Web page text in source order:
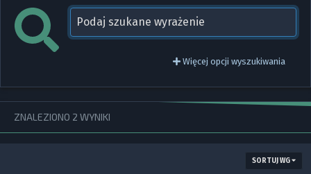
Więcej opcji wyszukiwania
ZNALEZIONO 2 WYNIKI
SORTUJ WG